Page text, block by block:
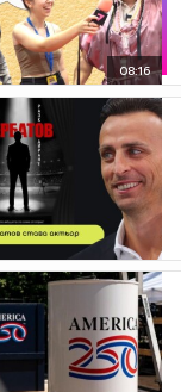
08:16